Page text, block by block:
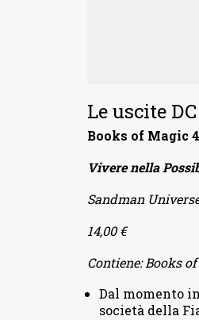
Le uscite
Books of Magic 4
Vivere nella
Sandman
14,00 €
Contiene: Books
Dal momento
società della